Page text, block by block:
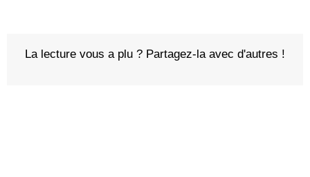
La lecture vous a plu ? Partagez-la avec d'autres !